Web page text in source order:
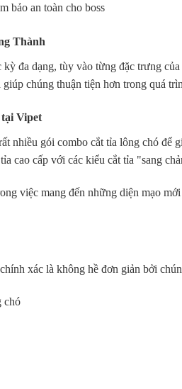
bảo an toàn cho boss
Thành
đa dạng, tùy vào từng đặc trưng
chúng thuận tiện hơn trong quá
tại Vipet
nhiều gói combo cắt tỉa lông chó để
cao cấp với các kiểu cắt tỉa "sang
việc mang đến những diện mạo
xác là không hề đơn giản bởi
chó